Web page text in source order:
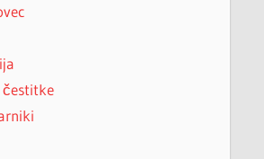
čestitke